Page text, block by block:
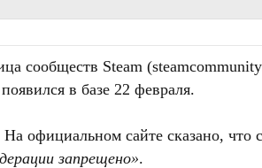
сообществ Steam
в базе 22 февраля.
официальном сайте сказано, что
запрещено».